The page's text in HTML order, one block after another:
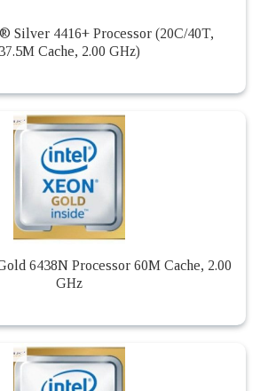
Silver 4416+ Processor (20C/40T,
37.5M Cache, 2.00 GHz)
6438N Processor 60M Cache, 2.00
GHz